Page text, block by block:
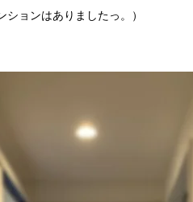
ションはありましたっ。）